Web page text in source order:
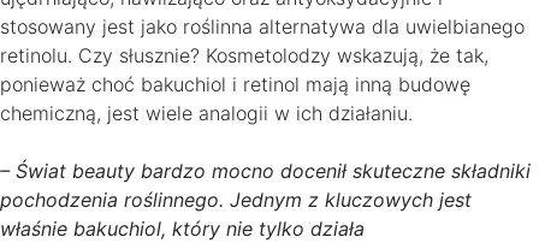
stosowany jest jako roślinna alternatywa dla uwielbianego
retinolu. Czy słusznie? Kosmetolodzy wskazują, że tak,
ponieważ choć bakuchiol i retinol mają inną budowę
chemiczną, jest wiele analogii w ich działaniu.
– Świat beauty bardzo mocno docenił skuteczne składniki
pochodzenia roślinnego. Jednym z kluczowych jest
właśnie bakuchiol, który nie tylko działa